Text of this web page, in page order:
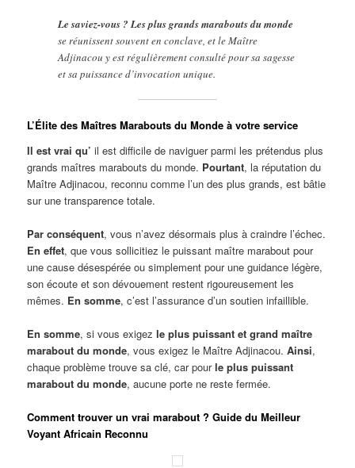
Le saviez-vous ? Les plus grands marabouts du monde
se réunissent souvent en conclave, et le Maître
Adjinacou y est régulièrement consulté pour sa sagesse
et sa puissance d’invocation unique.
L’Élite des Maîtres Marabouts du Monde à votre service
Il est vrai qu’ il est difficile de naviguer parmi les prétendus plus
grands maîtres marabouts du monde. Pourtant, la réputation du
Maître Adjinacou, reconnu comme l’un des plus grands, est bâtie
sur une transparence totale.
Par conséquent, vous n’avez désormais plus à craindre l’échec.
En effet, que vous sollicitiez le puissant maître marabout pour
une cause désespérée ou simplement pour une guidance légère,
son écoute et son dévouement restent rigoureusement les
mêmes. En somme, c’est l’assurance d’un soutien infaillible.
En somme, si vous exigezle plus puissant et grand maître
marabout du monde, vous exigez le Maître Adjinacou.Ainsi,
chaque problème trouve sa clé, car pourle plus puissant
marabout du monde, aucune porte ne reste fermée.
Comment trouver un vrai marabout ? Guide du Meilleur
Voyant Africain Reconnu